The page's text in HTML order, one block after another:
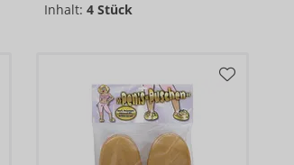
Inhalt:4 Stück